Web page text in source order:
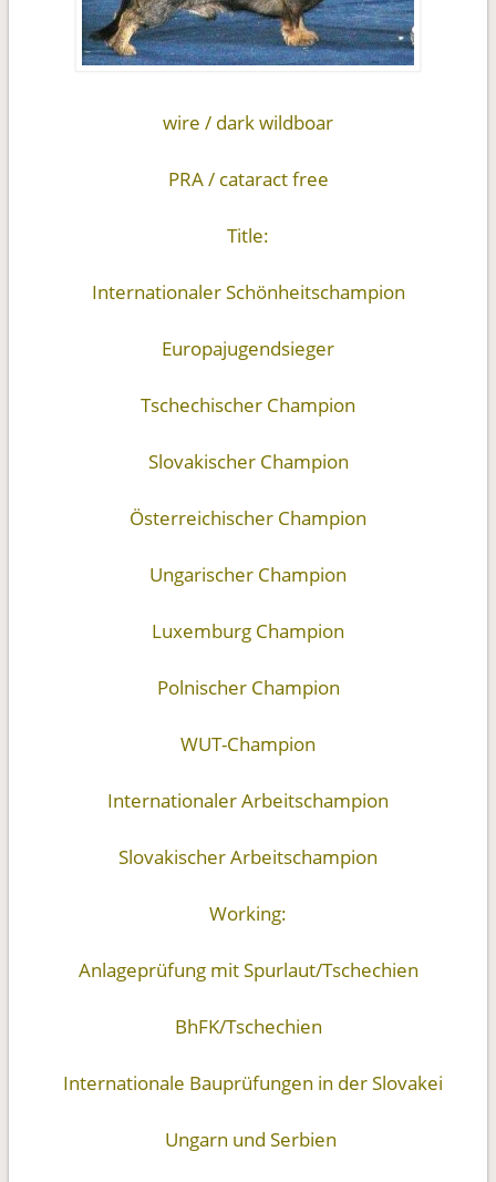
wire / dark wildboar
PRA / cataract free
Title:
Internationaler Schönheitschampion
Europajugendsieger
Tschechischer Champion
Slovakischer Champion
Österreichischer Champion
Ungarischer Champion
Luxemburg Champion
Polnischer Champion
WUT-Champion
Internationaler Arbeitschampion
Slovakischer Arbeitschampion
Working:
Anlageprüfung mit Spurlaut/Tschechien
BhFK/Tschechien
Internationale Bauprüfungen in der Slovakei
Ungarn und Serbien